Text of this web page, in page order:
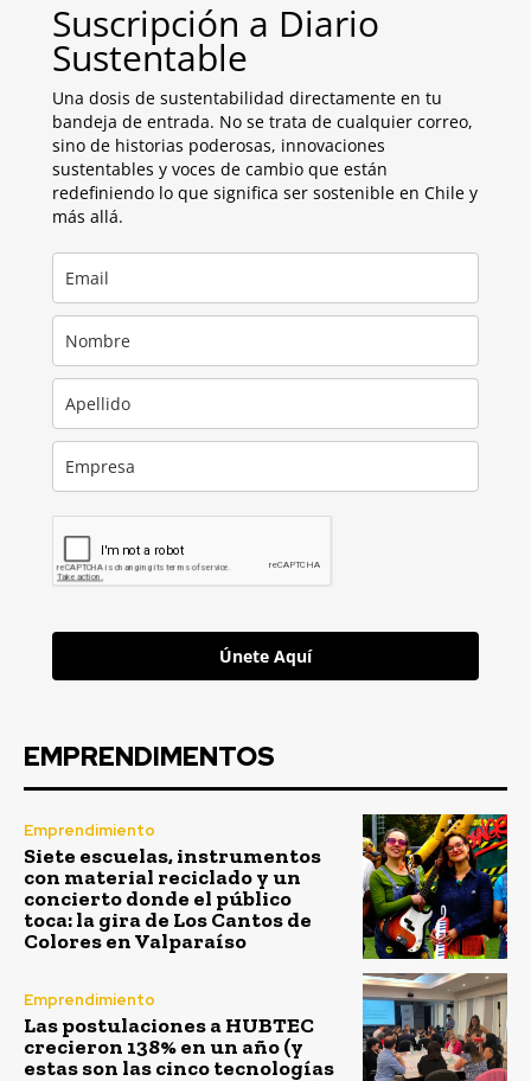
Suscripción a Diario
Sustentable
Una dosis de sustentabilidad directamente en tu
bandeja de entrada. No se trata de cualquier correo,
sino de historias poderosas, innovaciones
sustentables y voces de cambio que están
redefiniendo lo que significa ser sostenible en Chile y
más allá.
Únete Aquí
EMPRENDIMENTOS
Emprendimiento
Siete escuelas, instrumentos
con material reciclado y un
concierto donde el público
toca: la gira de Los Cantos de
Colores en Valparaíso
Emprendimiento
Las postulaciones a HUBTEC
crecieron 138% en un año (y
estas son las cinco tecnologías